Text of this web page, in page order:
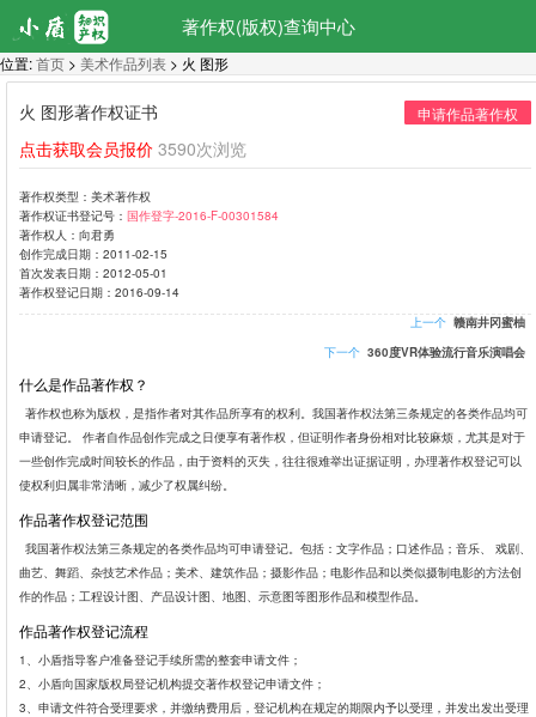
著作权(版权)查询中心
位置:首页 > 美术作品列表 > 火 图形
火 图形著作权证书 申请作品著作权
点击获取会员报价 3590次浏览
著作权类型： 美术著作权
著作权证书登记号： 国作登字-2016-F-00301584
著作权人： 向君勇
创作完成日期： 2011-02-15
首次发表日期： 2012-05-01
著作权登记日期： 2016-09-14
上一个 赣南井冈蜜柚
下一个 360度VR体验流行音乐演唱会
什么是作品著作权？
著作权也称为版权，是指作者对其作品所享有的权利。我国著作权法第三条规定的各类作品均可
申请登记。 作者自作品创作完成之日便享有著作权，但证明作者身份相对比较麻烦，尤其是对于
一些创作完成时间较长的作品，由于资料的灭失，往往很难举出证据证明，办理著作权登记可以
使权利归属非常清晰，减少了权属纠纷。
作品著作权登记范围
我国著作权法第三条规定的各类作品均可申请登记。包括：文字作品；口述作品；音乐、 戏剧、
曲艺、舞蹈、杂技艺术作品；美术、建筑作品；摄影作品；电影作品和以类似摄制电影的方法创
作的作品；工程设计图、产品设计图、地图、示意图等图形作品和模型作品。
作品著作权登记流程
1、小盾指导客户准备登记手续所需的整套申请文件；
2、小盾向国家版权局登记机构提交著作权登记申请文件；
3、申请文件符合受理要求，并缴纳费用后，登记机构在规定的期限内予以受理，并发出发出受理